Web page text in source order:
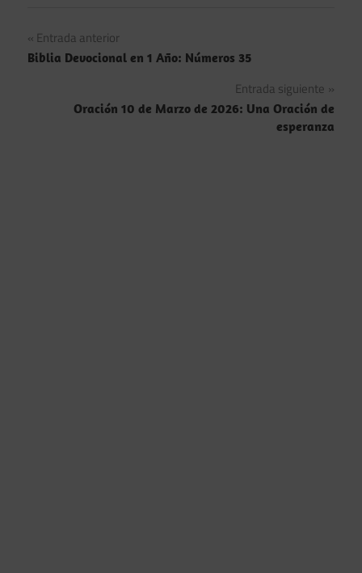
Navegación
de
entradas
Entrada anterior
Biblia Devocional en 1 Año: Números 35
Entrada siguiente
Oración 10 de Marzo de 2026: Una Oración de
esperanza